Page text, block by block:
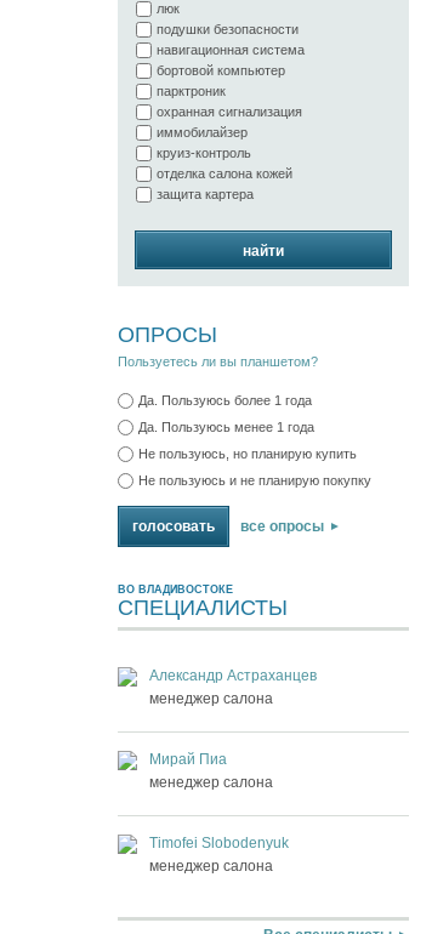
люк
подушки безопасности
навигационная система
бортовой компьютер
парктроник
охранная сигнализация
иммобилайзер
круиз-контроль
отделка салона кожей
защита картера
найти
ОПРОСЫ
Пользуетесь ли вы планшетом?
Да. Пользуюсь более 1 года
Да. Пользуюсь менее 1 года
Не пользуюсь, но планирую купить
Не пользуюсь и не планирую покупку
все опросы
ВО ВЛАДИВОСТОКЕ
СПЕЦИАЛИСТЫ
Александр Астраханцев
менеджер салона
Мирай Пиа
менеджер салона
Timofei Slobodenyuk
менеджер салона